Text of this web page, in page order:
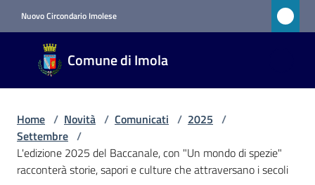
Nuovo Circondario Imolese
Comune di Imola
Comune
di Imola
RETE
Amministrazione
Home / Novità / Comunicati / 2025 /
Settembre /
L'edizione 2025 del Baccanale, con "Un mondo di spezie"
racconterà storie, sapori e culture che attraversano i secoli